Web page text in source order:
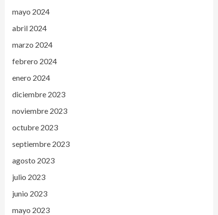
mayo 2024
abril 2024
marzo 2024
febrero 2024
enero 2024
diciembre 2023
noviembre 2023
octubre 2023
septiembre 2023
agosto 2023
julio 2023
junio 2023
mayo 2023